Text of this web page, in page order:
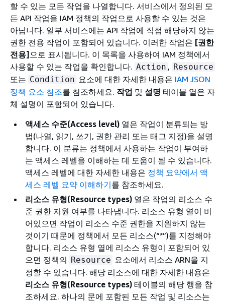
할 수 있는 모든 작업을 나열합니다. 서비스에서 정의된 모
든 API 작업을 IAM 정책의 작업으로 사용할 수 있는 것은
아닙니다. 일부 서비스에는 API 작업에 직접 해당하지 않는
권한 전용 작업이 포함되어 있습니다. 이러한 작업은 [권한
전용]으로 표시됩니다. 이 목록을 사용하여 IAM 정책에서
사용할 수 있는 작업을 확인합니다. Action , Resource
또는 Condition 요소에 대한 자세한 내용은 IAM JSON
정책 요소 참조를 참조하세요. 작업 및 설명 테이블 열은 자
체 설명이 포함되어 있습니다.
액세스 수준(Access level) 열은 작업이 분류되는 방
법(나열, 읽기, 쓰기, 권한 관리 또는 태그 지정)을 설명
합니다. 이 분류는 정책에서 사용하는 작업이 부여하
는 액세스 레벨을 이해하는 데 도움이 될 수 있습니다.
액세스 레벨에 대한 자세한 내용은 정책 요약에서 액
세스 레벨 요약 이해하기를 참조하세요.
리소스 유형(Resource types) 열은 작업의 리소스 수
준 권한 지원 여부를 나타냅니다. 리소스 유형 열이 비
어있으면 작업이 리소스 수준 권한을 지원하지 않는
것이기 때문에 정책에서 모든 리소스(“*”)를 지정해야
합니다. 리소스 유형 열에 리소스 유형이 포함되어 있
으면 정책의 Resource 요소에서 리소스 ARN을 지
정할 수 있습니다. 해당 리소스에 대한 자세한 내용은
리소스 유형(Resource types) 테이블의 해당 행을 참
조하세요. 하나의 문에 포함된 모든 작업 및 리소스는